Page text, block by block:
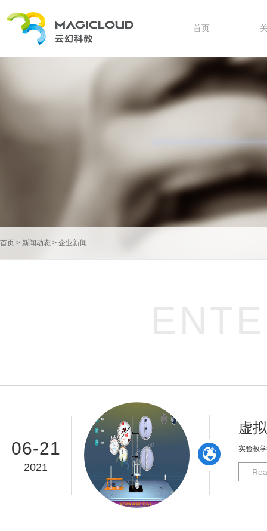
首页
首页 > 新闻动态 > 企业新闻
06-21
2021
虚
实验教